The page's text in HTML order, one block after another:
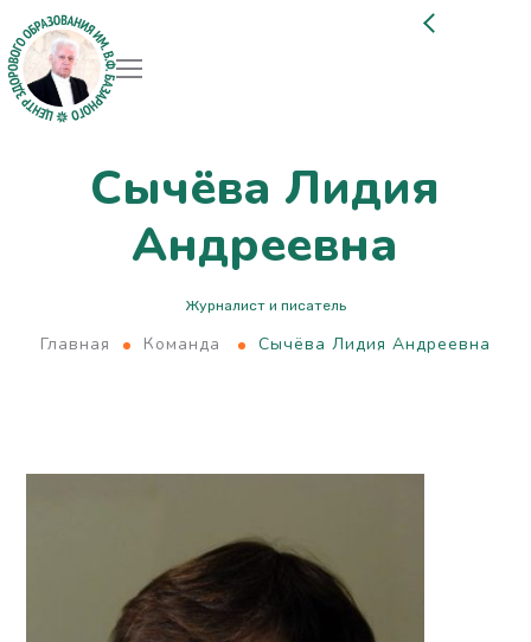
Сычёва Лидия
Андреевна
Журналист и писатель
Главная Команда Сычёва Лидия Андреевна